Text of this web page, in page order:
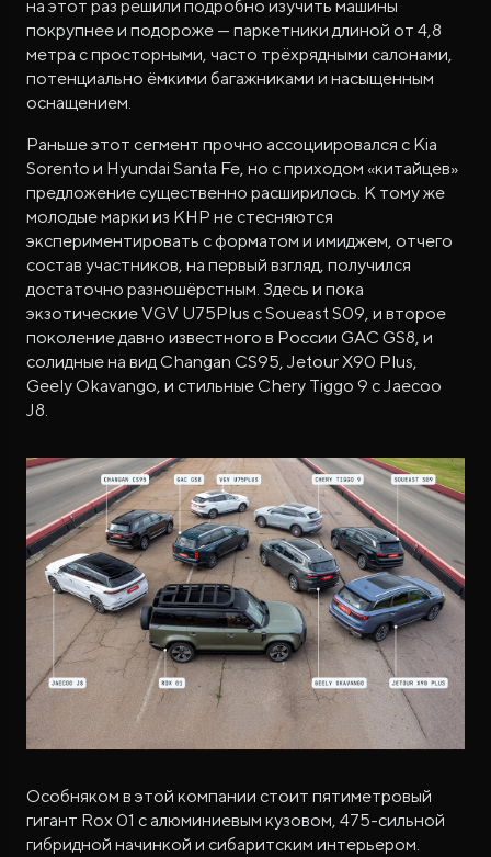
на этот раз решили подробно изучить машины
покрупнее и подороже — паркетники длиной от 4,8
метра с просторными, часто трёхрядными салонами,
потенциально ёмкими багажниками и насыщенным
оснащением.
Раньше этот сегмент прочно ассоциировался с Kia
Sorento и Hyundai Santa Fe, но с приходом «китайцев»
предложение существенно расширилось. К тому же
молодые марки из КНР не стесняются
экспериментировать с форматом и имиджем, отчего
состав участников, на первый взгляд, получился
достаточно разношёрстным. Здесь и пока
экзотические VGV U75Plus с Soueast S09, и второе
поколение давно известного в России GAC GS8, и
солидные на вид Changan CS95, Jetour X90 Plus,
Geely Okavango, и стильные Chery Tiggo 9 с Jaecoo
J8.
Особняком в этой компании стоит пятиметровый
гигант Rox 01 с алюминиевым кузовом, 475-сильной
гибридной начинкой и сибаритским интерьером.